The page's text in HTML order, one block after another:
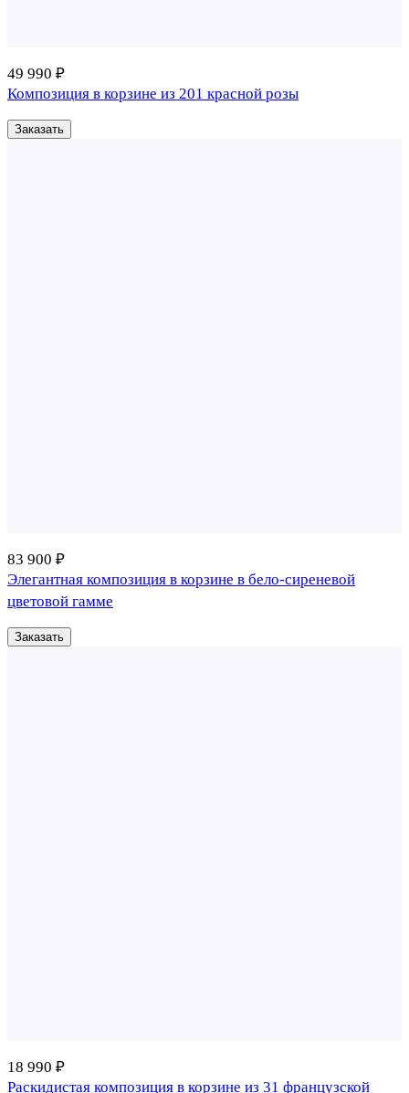
49 990 ₽
Композиция в корзине из 201 красной розы
Заказать
83 900 ₽
Элегантная композиция в корзине в бело-сиреневой
цветовой гамме
Заказать
18 990 ₽
Раскидистая композиция в корзине из 31 французской